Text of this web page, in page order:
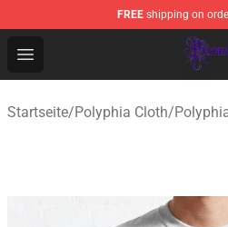
FREE shipping on
Open menu
Polyphia Shop - Official
Startseite/Polyphia Cloth/